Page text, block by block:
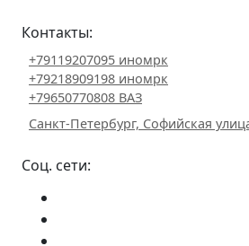
Контакты:
+79119207095 иномрк
+79218909198 иномрк
+79650770808 ВАЗ
Санкт-Петербург, Софийская
Соц. сети: